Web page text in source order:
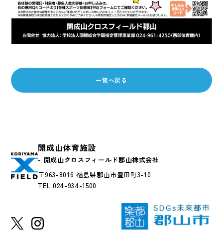
一覧へ戻る
開成山体育施設
- 開成山クロスフィールド郡山株式会社
〒963-8016 福島県郡山市豊田町3-10
TEL 024-934-1500